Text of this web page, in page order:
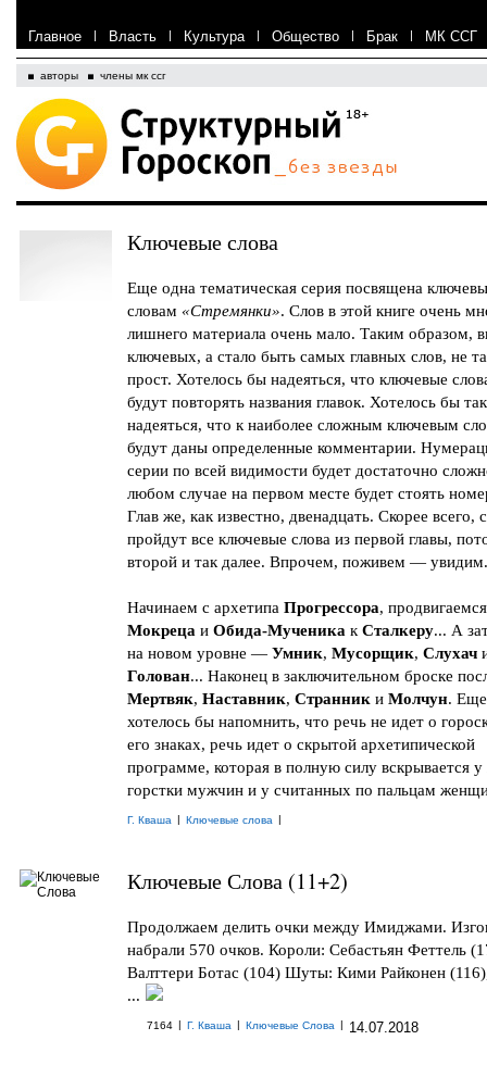
Главное | Власть | Культура | Общество | Брак | МК ССГ
авторы члены мк ссг
Ключевые слова
Еще одна тематическая серия посвящена
словам «Стремянки». Слов в этой книге очень
лишнего материала очень мало. Таким образом,
ключевых, а стало быть самых главных слов, не
прост. Хотелось бы надеяться, что ключевые
будут повторять названия главок. Хотелось бы
надеяться, что к наиболее сложным ключевым
будут даны определенные комментарии.
серии по всей видимости будет достаточно
любом случае на первом месте будет стоять
Глав же, как известно, двенадцать. Скорее всего,
пройдут все ключевые слова из первой главы,
второй и так далее. Впрочем, поживем — увидим.
Начинаем с архетипа Прогрессора,
Мокреца и Обида-Мученика к Сталкеру... А
на новом уровне — Умник, Мусорщик, Слухач
Голован... Наконец в заключительном броске
Мертвяк, Наставник, Странник и Молчун.
хотелось бы напомнить, что речь не идет о
его знаках, речь идет о скрытой архетипической
программе, которая в полную силу вскрывается у
горстки мужчин и у считанных по пальцам
Г. Кваша | Ключевые слова |
Ключевые Слова (11+2)
Продолжаем делить очки между Имиджами.
набрали 570 очков. Короли: Себастьян Феттель
Валттери Ботас (104) Шуты: Кими Райконен
...
7164 | Г. Кваша | Ключевые Слова | 14.07.2018